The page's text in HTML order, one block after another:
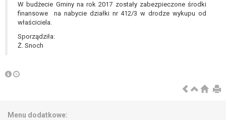
W budżecie Gminy na rok 2017 zostały zabezpieczone środki
finansowe na nabycie działki nr 412/3 w drodze wykupu od
właściciela.
Sporządziła:
Ż. Snoch
Menu dodatkowe:
Pani/Pana dane nie będą poddawane
zautomatyzowanemu podejmowaniu decyzji, w
tym również profilowaniu.